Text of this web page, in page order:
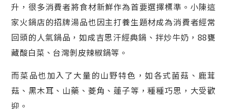
升，很多消費者將食材新鮮作為首要選擇標準。小陳這
家火鍋店的招牌湯品也因主打養生題材成為消費者經常
回頭的人氣鍋品，如成吉思汗經典鍋、拌炒牛奶，88甕
藏酸白菜、台灣剝皮辣椒鍋等。
而菜品也加入了大量的山野特色，如各式菌菇、鹿茸
菇、黑木耳、山藥、菱角、蓮子等，種種巧思，大受歡
迎。